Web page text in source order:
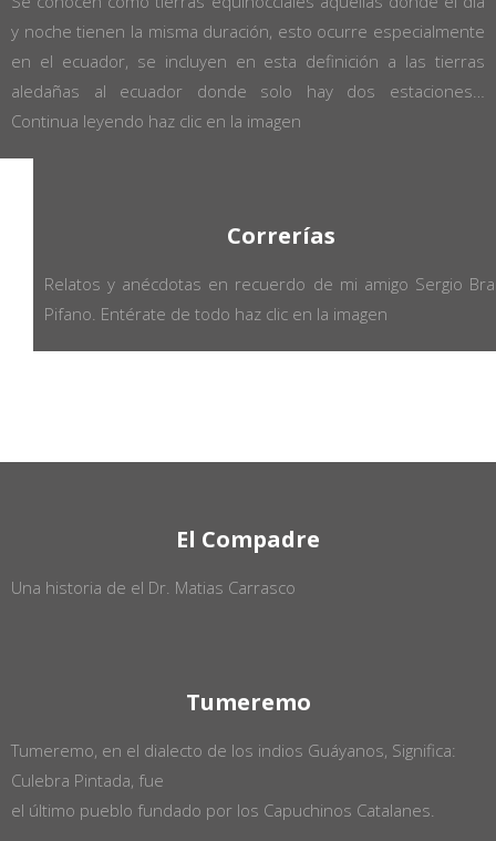
y noche tienen la misma duración, esto ocurre especialmente
en el ecuador, se incluyen en esta definición a las tierras
aledañas al ecuador donde solo hay dos estaciones…
Continua leyendo haz clic en la imagen
Correrías
Relatos y anécdotas en recuerdo de mi amigo Sergio
Pifano. Entérate de todo haz clic en la imagen
El Compadre
Una historia de el Dr. Matias Carrasco
Tumeremo
Tumeremo, en el dialecto de los indios Guáyanos, Significa:
Culebra Pintada, fue
el último pueblo fundado por los Capuchinos Catalanes.